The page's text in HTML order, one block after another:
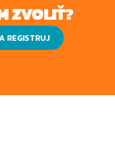
ZVOLIŤ?
REGISTRUJ